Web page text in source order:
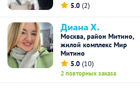
5.0 (2)
Диана Х.
Москва, район Митино,
жилой комплекс Мир
Митино
5.0 (10)
2 повторных заказа